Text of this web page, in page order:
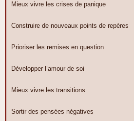
Mieux vivre les crises de panique
Construire de nouveaux points de repères
Prioriser les remises en question
Développer l’amour de soi
Mieux vivre les transitions
Sortir des pensées négatives